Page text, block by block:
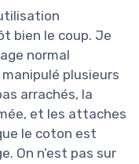
bien le coup. Je
normal
plusieurs
arrachés, la
et les attaches
le coton est
On n’est pas sur